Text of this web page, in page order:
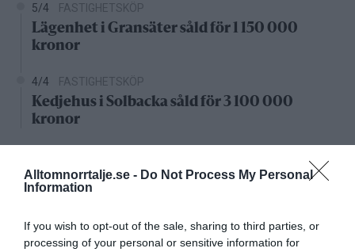
Alltomnorrtalje.se - Do Not Process My Personal
Information
If you wish to opt-out of the sale, sharing to third parties, or
processing of your personal or sensitive information for
5/4 FASTIGHETSKÖP
Lägenhet i Gransäter såld för 1 150 000
kronor
4/4 FASTIGHETSKÖP
Kedjehus i Solbacka såld för 3 100 000
kronor
27/4 NYA BOLAG
fastighetsbolag i Rimbo